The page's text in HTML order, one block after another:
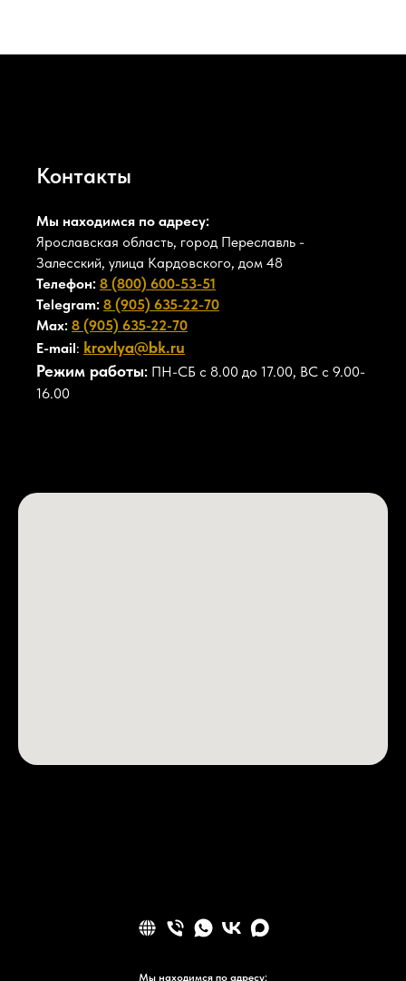
Контакты
Мы находимся по адресу:
Ярославская область, город Переславль -
Залесский, улица Кардовского, дом 48
Телефон: 8 (800) 600-53-51
Telegram: 8 (905) 635-22-70
Max: 8 (905) 635-22-70
E-mail: krovlya@bk.ru
Режим работы: ПН-СБ с 8.00 до 17.00, ВС с 9.00-
16.00
Мы находимся по адресу: